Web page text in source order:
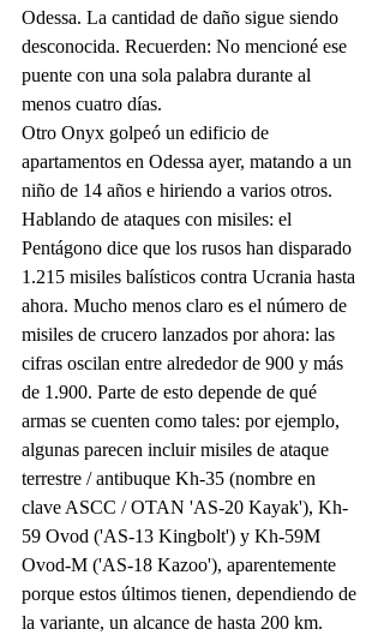
Odessa. La cantidad de daño sigue siendo
desconocida. Recuerden: No mencioné ese
puente con una sola palabra durante al
menos cuatro días.
Otro Onyx golpeó un edificio de
apartamentos en Odessa ayer, matando a un
niño de 14 años e hiriendo a varios otros.
Hablando de ataques con misiles: el
Pentágono dice que los rusos han disparado
1.215 misiles balísticos contra Ucrania hasta
ahora. Mucho menos claro es el número de
misiles de crucero lanzados por ahora: las
cifras oscilan entre alrededor de 900 y más
de 1.900. Parte de esto depende de qué
armas se cuenten como tales: por ejemplo,
algunas parecen incluir misiles de ataque
terrestre / antibuque Kh-35 (nombre en
clave ASCC / OTAN 'AS-20 Kayak'), Kh-
59 Ovod ('AS-13 Kingbolt') y Kh-59M
Ovod-M ('AS-18 Kazoo'), aparentemente
porque estos últimos tienen, dependiendo de
la variante, un alcance de hasta 200 km.